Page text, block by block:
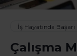
İş Hayatında Başarı
Çalışma